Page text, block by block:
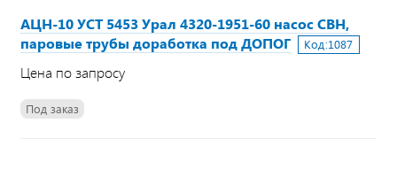
АЦН-10 УСТ 5453 Урал 4320-1951-60 насос СВН,
паровые трубы доработка под ДОПОГ
Код:1087
Цена по запросу
Под заказ